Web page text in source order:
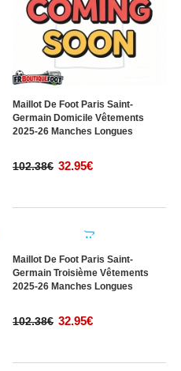
Maillot De Foot Paris Saint-
Germain Domicile Vêtements
2025-26 Manches Longues
102.38€ 32.95€